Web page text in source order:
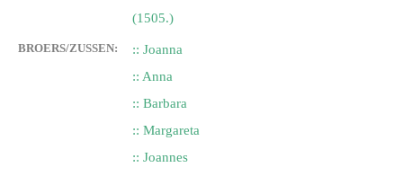
(1505.)
BROERS/ZUSSEN:
:: Joanna
:: Anna
:: Barbara
:: Margareta
:: Joannes